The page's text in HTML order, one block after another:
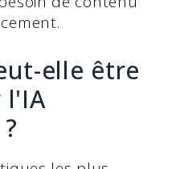
elle être
l'IA